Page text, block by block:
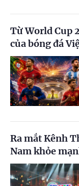
Từ World Cup
của bóng đá
Ra mắt Kênh
Nam khỏe